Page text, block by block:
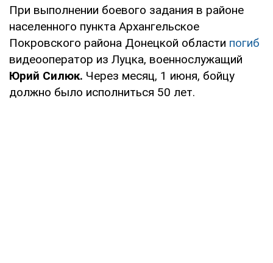
При выполнении боевого задания в районе
населенного пункта Архангельское
Покровского района Донецкой области погиб
видеооператор из Луцка, военнослужащий
Юрий Силюк. Через месяц, 1 июня, бойцу
должно было исполниться 50 лет.